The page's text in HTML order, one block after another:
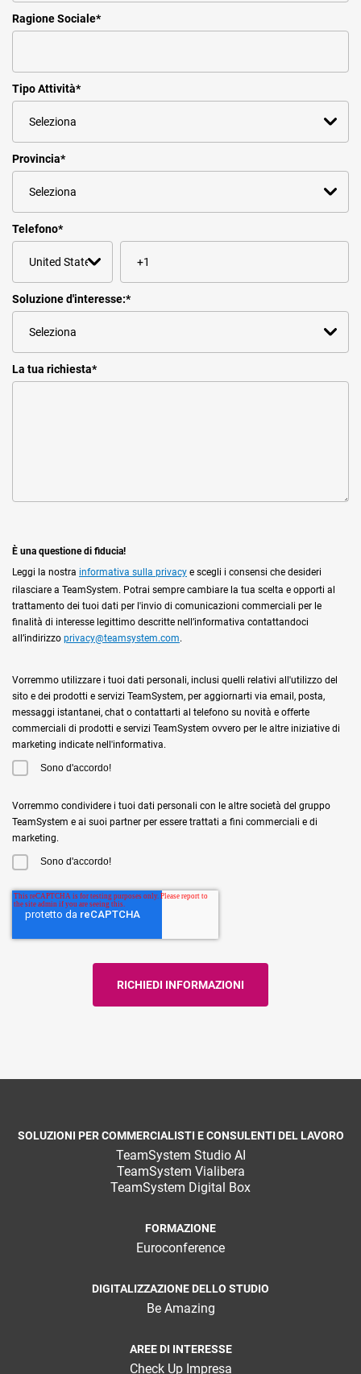
Ragione Sociale*
Tipo Attività*
Provincia*
Telefono*
Soluzione d'interesse:*
La tua richiesta*
È una questione di fiducia!
Leggi la nostra informativa sulla privacy e scegli i consensi che desideri
rilasciare a TeamSystem. Potrai sempre cambiare la tua scelta e opporti al
trattamento dei tuoi dati per l'invio di comunicazioni commerciali per le
finalità di interesse legittimo descritte nell’informativa contattandoci
all’indirizzo privacy@teamsystem.com.
Vorremmo utilizzare i tuoi dati personali, inclusi quelli relativi all'utilizzo del
sito e dei prodotti e servizi TeamSystem, per aggiornarti via email, posta,
messaggi istantanei, chat o contattarti al telefono su novità e offerte
commerciali di prodotti e servizi TeamSystem ovvero per le altre iniziative di
marketing indicate nell'informativa.
Sono d'accordo!
Vorremmo condividere i tuoi dati personali con le altre società del gruppo
TeamSystem e ai suoi partner per essere trattati a fini commerciali e di
marketing.
Sono d'accordo!
SOLUZIONI PER COMMERCIALISTI E CONSULENTI DEL LAVORO
TeamSystem Studio AI
TeamSystem Vialibera
TeamSystem Digital Box
FORMAZIONE
Euroconference
DIGITALIZZAZIONE DELLO STUDIO
Be Amazing
AREE DI INTERESSE
Check Up Impresa